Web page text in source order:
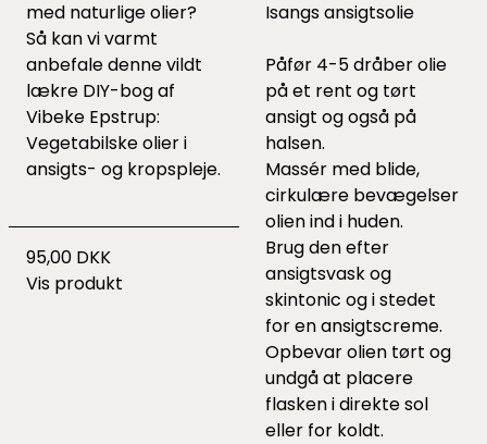
med naturlige olier?
Så kan vi varmt
anbefale denne vildt
lækre DIY-bog af
Vibeke Epstrup:
Vegetabilske olier i
ansigts- og kropspleje.
95,00 DKK
Vis produkt
Isangs ansigtsolie
Påfør 4-5 dråber olie
på et rent og tørt
ansigt og også på
halsen.
Massér med blide,
cirkulære bevægelser
olien ind i huden.
Brug den efter
ansigtsvask og
skintonic og i stedet
for en ansigtscreme.
Opbevar olien tørt og
undgå at placere
flasken i direkte sol
eller for koldt.